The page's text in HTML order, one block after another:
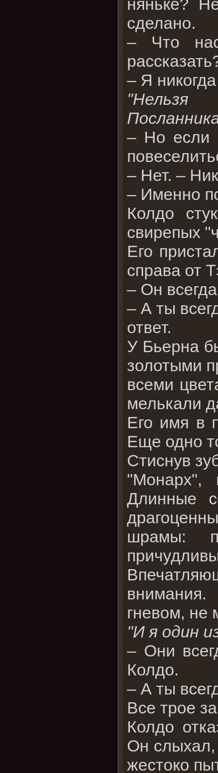
сделано.
– Что
– Я
"Нельзя
– Но если
– Нет. –
– Именно
Колдо
свирепых
Его
справа от
– Он
– А ты
ответ.
У Бьерна
золотыми
всеми
мелькали
Его имя в
Еще одно
Стиснув
"Монарх",
Длинные
шрамы:
гневом, не
"И я один
– Они
Колдо.
– А ты
Все трое
Колдо
Он слыхал,
жестоко